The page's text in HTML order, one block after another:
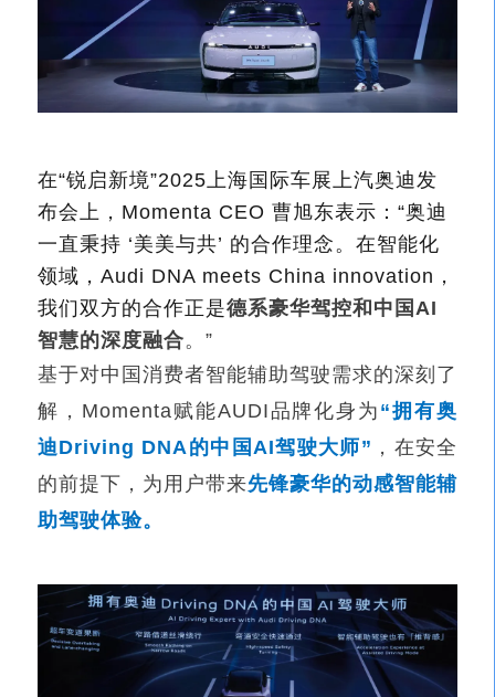
在“锐启新境”2025上海国际车展上汽奥迪发
布会上，Momenta CEO 曹旭东表示：“奥迪
一直秉持 ‘美美与共’ 的合作理念。在智能化
领域，Audi DNA meets China innovation，
我们双方的合作正是德系豪华驾控和中国AI
智慧的深度融合。”
基于对中国消费者智能辅助驾驶需求的深刻了
解，Momenta赋能AUDI品牌化身为 “拥有奥
迪Driving DNA的中国AI驾驶大师” ，在安全
的前提下，为用户带来先锋豪华的动感智能辅
助驾驶体验。